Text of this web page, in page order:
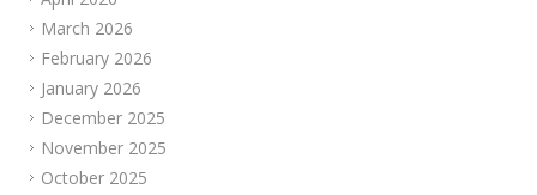
March 2026
February 2026
January 2026
December 2025
November 2025
October 2025